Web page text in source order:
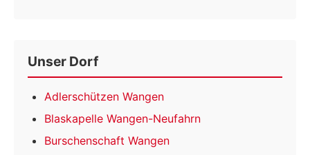
Unser Dorf
Adlerschützen Wangen
Blaskapelle Wangen-Neufahrn
Burschenschaft Wangen